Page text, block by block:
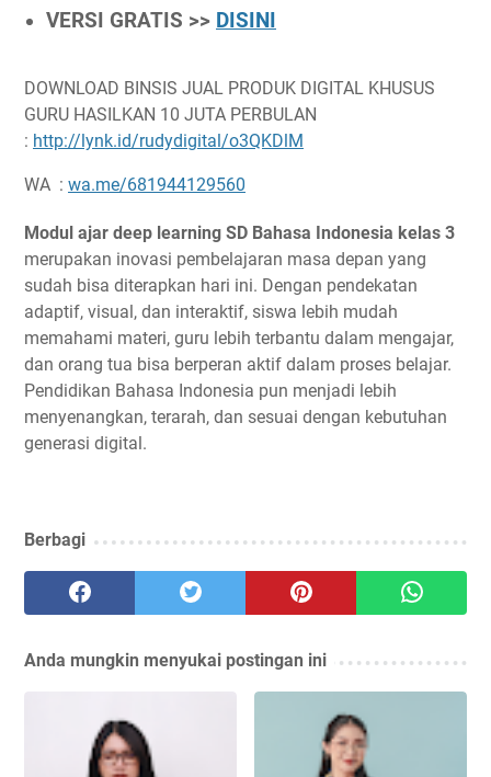
VERSI GRATIS >> DISINI
DOWNLOAD BINSIS JUAL PRODUK DIGITAL KHUSUS
GURU HASILKAN 10 JUTA PERBULAN
: http://lynk.id/rudydigital/o3QKDlM
WA : wa.me/681944129560
Modul ajar deep learning SD Bahasa Indonesia kelas 3
merupakan inovasi pembelajaran masa depan yang
sudah bisa diterapkan hari ini. Dengan pendekatan
adaptif, visual, dan interaktif, siswa lebih mudah
memahami materi, guru lebih terbantu dalam mengajar,
dan orang tua bisa berperan aktif dalam proses belajar.
Pendidikan Bahasa Indonesia pun menjadi lebih
menyenangkan, terarah, dan sesuai dengan kebutuhan
generasi digital.
Berbagi
Anda mungkin menyukai postingan ini